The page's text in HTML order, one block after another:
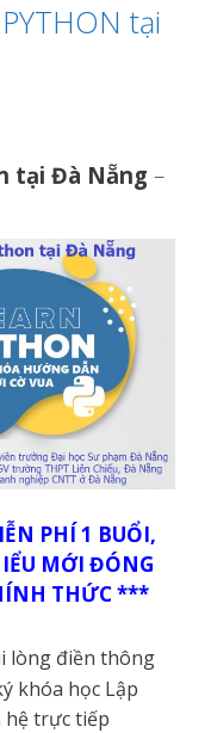
tại
tại Đà Nẵng –
PHÍ 1 BUỔI,
MỚI ĐÓNG
THỨC ***
lòng điền thông
khóa học Lập
hệ trực tiếp